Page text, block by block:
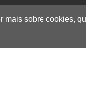
sobre cookies,